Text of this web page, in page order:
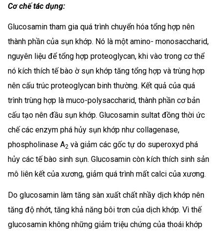
Cơ chế tác dụng:
Glucosamin tham gia quá trình chuyển hóa tổng hợp nên
thành phần của sụn khớp. Nó là một amino- monosaccharid,
nguyên liệu để tổng hợp proteoglycan, khi vào trong cơ thể
nó kích thích tế bào ờ sụn khớp tăng tổng hợp và trùng hợp
nên cấu trúc proteoglycan binh thường. Kết quả của quá
trình trùng hợp là muco-polysaccharid, thành phần cơ bản
cấu tạo nên đầu sụn khớp. Glucosamin sultat đồng thời ức
chế các enzym phá hủy sụn khớp như collagenase,
phospholinase A2 và giảm các gốc tự do superoxyd phá
hủy các tế bào sinh sụn. Glucosamin còn kích thích sinh sản
mô liên kết của xương, giảm quá trình mất calci của xương.
Do glucosamin làm tăng sàn xuất chất nhầy dịch khớp nên
tăng độ nhớt, tăng khả năng bôi trơn của dịch khớp. Vì thế
glucosamin không những giảm triệu chứng của thoái khớp